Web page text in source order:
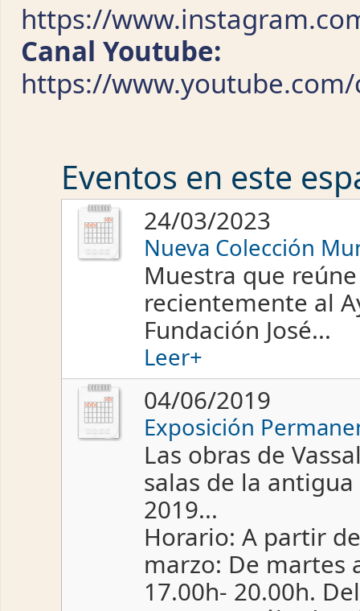
https://
Canal Youtube:
https://www.youtube.com/
Eventos en este
24/03/2023
Nueva Colección
Muestra que
recientemente al
Fundación José...
Leer+
04/06/2019
Exposición
Las obras de
salas de la
2019...
Horario: A partir
marzo: De martes
17.00h- 20.00h.